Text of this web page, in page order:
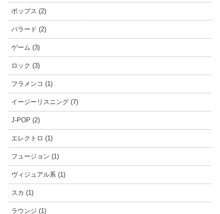
ポップス (2)
バラード (2)
ゲーム (3)
ロック (3)
フラメンコ (1)
イージーリスニング (7)
J-POP (2)
エレクトロ (1)
フュージョン (1)
ヴィジュアル系 (1)
スカ (1)
ラウンジ (1)